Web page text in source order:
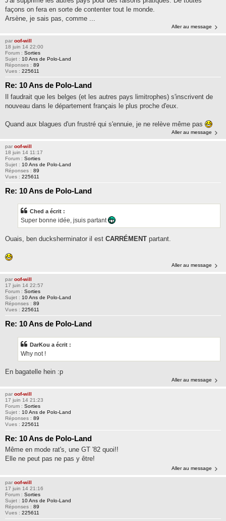
façons on fera en sorte de contenter tout le monde.
Arsène, je sais pas, comme ...
Aller au message
par oof-will
18 juin 14 22:00
Forum : Sorties
Sujet : 10 Ans de Polo-Land
Réponses : 89
Vues : 225611
Re: 10 Ans de Polo-Land
Il faudrait que les belges (et les autres pays limitrophes) s'inscrivent de
nouveau dans le département français le plus proche d'eux.
Quand aux blagues d'un frustré qui s'ennuie, je ne relève même pas
Aller au message
par oof-will
18 juin 14 11:17
Forum : Sorties
Sujet : 10 Ans de Polo-Land
Réponses : 89
Vues : 225611
Re: 10 Ans de Polo-Land
Ched a écrit :
Super bonne idée, jsuis partant
Ouais, ben ducksherminator il est CARRÉMENT partant.
Aller au message
par oof-will
17 juin 14 22:57
Forum : Sorties
Sujet : 10 Ans de Polo-Land
Réponses : 89
Vues : 225611
Re: 10 Ans de Polo-Land
DarKou a écrit :
Why not !
En bagatelle hein :p
Aller au message
par oof-will
17 juin 14 21:23
Forum : Sorties
Sujet : 10 Ans de Polo-Land
Réponses : 89
Vues : 225611
Re: 10 Ans de Polo-Land
Même en mode rat's, une GT '82 quoi!!
Elle ne peut pas ne pas y être!
Aller au message
par oof-will
17 juin 14 21:16
Forum : Sorties
Sujet : 10 Ans de Polo-Land
Réponses : 89
Vues : 225611